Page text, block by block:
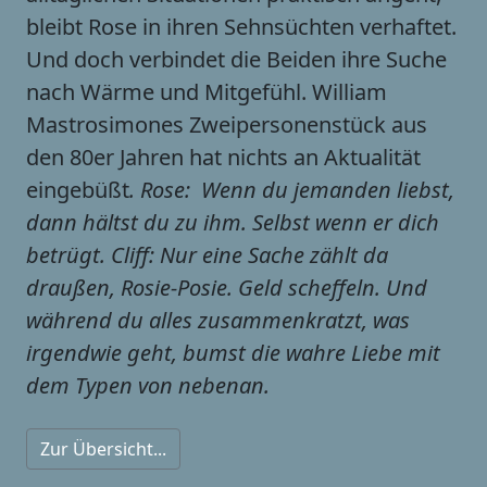
bleibt Rose in ihren Sehnsüchten verhaftet.
Und doch verbindet die Beiden ihre Suche
nach Wärme und Mitgefühl. William
Mastrosimones Zweipersonenstück aus
den 80er Jahren hat nichts an Aktualität
eingebüßt. Rose:  Wenn du jemanden liebst,
dann hältst du zu ihm. Selbst wenn er dich
betrügt. Cliff: Nur eine Sache zählt da
draußen, Rosie-Posie. Geld scheffeln. Und
während du alles zusammenkratzt, was
irgendwie geht, bumst die wahre Liebe mit
dem Typen von nebenan.
Zur Übersicht...